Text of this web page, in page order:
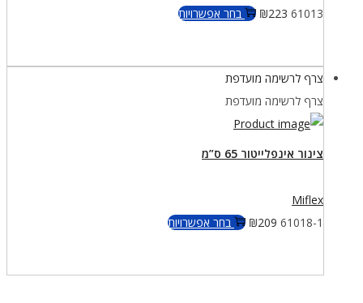
61013
₪223 בחר אפשרויותלמוצר
בעמוד
צרף לרשימה מועדפת
צרף לרשימה מועדפת
צינור אינפלייטור 65 ס”מ
Miflex
61018-1
₪209 בחר אפשרויותלמוצר